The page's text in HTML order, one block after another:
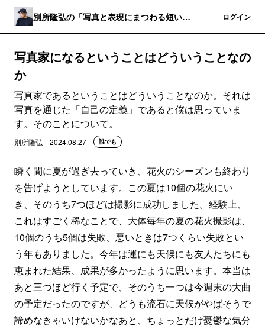
別所隆弘の「写真と表現にまつわる短いお
ログイン
写真家になるということはどういうことなの
か
写真家であるということはどういうことなのか。それは
写真を通じた「自己の定義」であると僕は思っていま
す。そのことについて。
別所隆弘 2024.08.27 誰でも
瞬く間に夏が過ぎ去っていき、花火のシーズンも終わり
を告げようとしています。この夏は10個の花火にい
き、そのうち7つほどは撮影に成功しました。経験上、
これはすごく稀なことで、大体毎年の夏の花火撮影は、
10個のうち5個は失敗、悪いときは7つくらい失敗とい
う年もありました。今年は運にも天候にも友人たちにも
恵まれた結果、成果が多かったように思います。本当は
あと三つほど行く予定で、そのうち一つは今週末の大曲
の予定だったのですが、どうも流石に天候がやばそうで
諦めなきゃいけないかなあと、ちょっとだけ憂鬱な気分